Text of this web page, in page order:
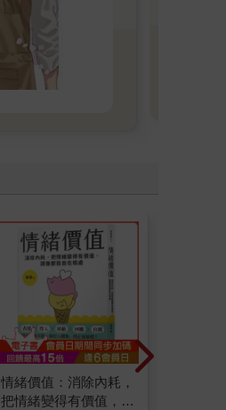
情緒價值：消除內耗，
把情緒變得有價值，跟